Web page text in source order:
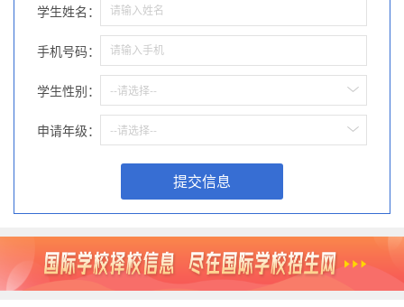
学生姓名：
手机号码：
学生性别： --请选择--
申请年级： --请选择--
提交信息